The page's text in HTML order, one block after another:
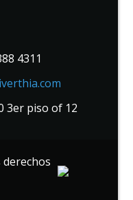
4311
3er piso of 12